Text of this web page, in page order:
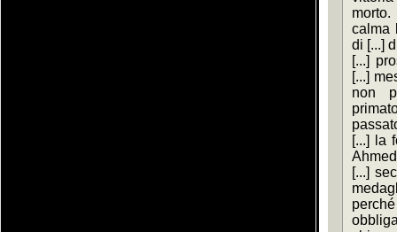
calma
di [...]
[...]
[...]
non
[...] la
[...]